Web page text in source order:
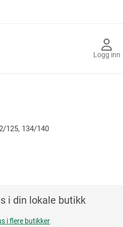
Logg inn
125, 134/140
i din lokale butikk
i flere butikker